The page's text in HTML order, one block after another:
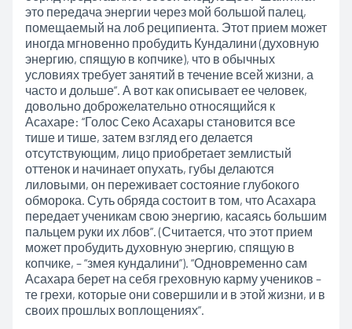
это передача энергии через мой большой палец,
помещаемый на лоб реципиента. Этот прием может
иногда мгновенно пробудить Кундалини (духовную
энергию, спящую в копчике), что в обычных
условиях требует занятий в течение всей жизни, а
часто и дольше”. А вот как описывает ее человек,
довольно доброжелательно относящийся к
Асахаре: “Голос Секо Асахары становится все
тише и тише, затем взгляд его делается
отсутствующим, лицо приобретает землистый
оттенок и начинает опухать, губы делаются
лиловыми, он переживает состояние глубокого
обморока. Суть обряда состоит в том, что Асахара
передает ученикам свою энергию, касаясь большим
пальцем руки их лбов”. (Считается, что этот прием
может пробудить духовную энергию, спящую в
копчике, – “змея кундалини”). “Одновременно сам
Асахара берет на себя греховную карму учеников –
те грехи, которые они совершили и в этой жизни, и в
своих прошлых воплощениях”.